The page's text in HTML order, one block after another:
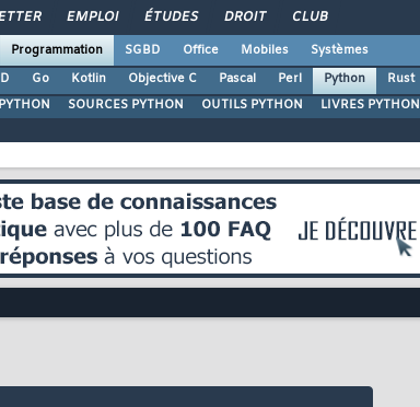
EMPLOI ÉTUDES DROIT CLUB
Programmation SGBD Office Mobiles
Systèmes
D Go Kotlin Objective C Pascal Perl Python Rust
SOURCES PYTHON OUTILS PYTHON LIVRES PYTHON